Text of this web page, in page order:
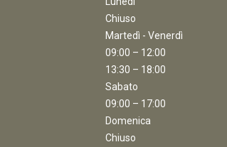
Chiuso
Martedì - Venerdì
09:00 – 12:00
13:30 – 18:00
Sabato
09:00 – 17:00
Domenica
Chiuso